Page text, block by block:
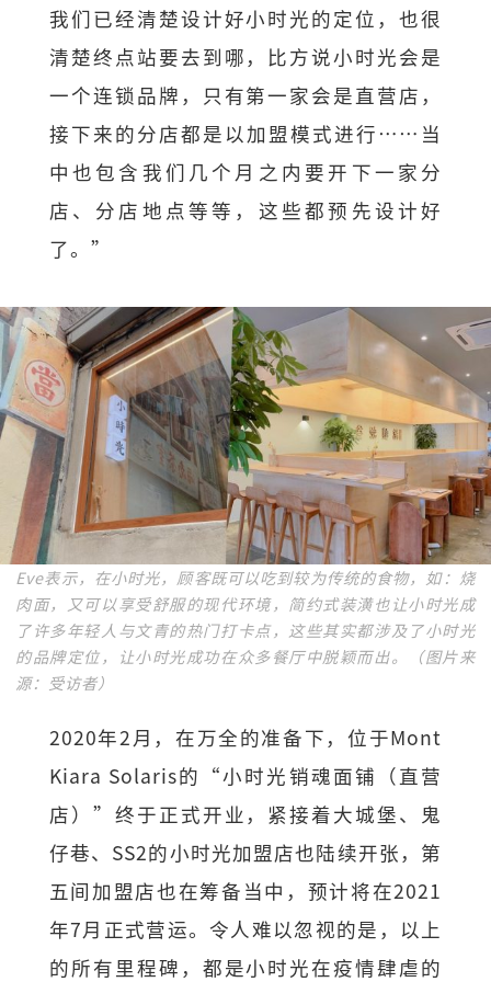
我们已经清楚设计好小时光的定位，也很
清楚终点站要去到哪，比方说小时光会是
一个连锁品牌，只有第一家会是直营店，
接下来的分店都是以加盟模式进行……当
中也包含我们几个月之内要开下一家分
店、分店地点等等，这些都预先设计好
了。”
Eve表示，在小时光，顾客既可以吃到较为传统的食物，如：烧
肉面，又可以享受舒服的现代环境，简约式装潢也让小时光成
了许多年轻人与文青的热门打卡点，这些其实都涉及了小时光
的品牌定位，让小时光成功在众多餐厅中脱颖而出。（图片来
源：受访者）
2020年2月，在万全的准备下，位于Mont
Kiara Solaris的“小时光销魂面铺（直营
店）”终于正式开业，紧接着大城堡、鬼
仔巷、SS2的小时光加盟店也陆续开张，第
五间加盟店也在筹备当中，预计将在2021
年7月正式营运。令人难以忽视的是，以上
的所有里程碑，都是小时光在疫情肆虐的